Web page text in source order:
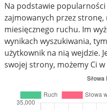
Na podstawie popularności
zajmowanych przez stronę,
miesięcznego ruchu. Im
wynikach wyszukiwania,
użytkownik na nią wejdzie.
swojej strony, możemy Ci